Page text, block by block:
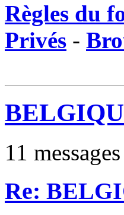
Règles du
Privés -
11 messages
Re: